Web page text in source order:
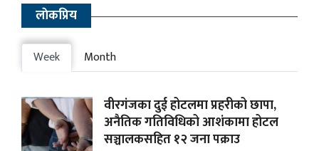
लाेकप्रिय
Week Month
वीरगंजका दुई होटलमा प्रहरीको छापा,
अनैतिक गतिविधिको आशंकामा होटल
सञ्चालकसहित १२ जना पक्राउ